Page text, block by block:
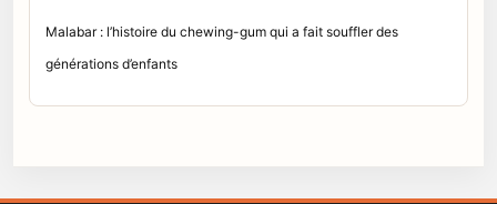
Malabar : l’histoire du chewing-gum qui a fait souffler des
générations d’enfants